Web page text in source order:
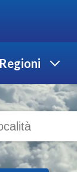
Regioni